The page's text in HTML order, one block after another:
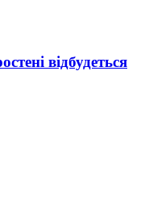
відбудеться